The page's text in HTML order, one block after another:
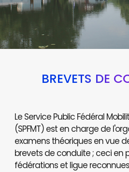
BREVETS DE
Le Service Public Fédéral
(SPFMT) est en charge de
examens théoriques en vue
brevets de conduite ; ceci en
fédérations et ligue